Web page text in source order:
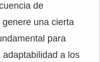
de
una cierta
para
a los